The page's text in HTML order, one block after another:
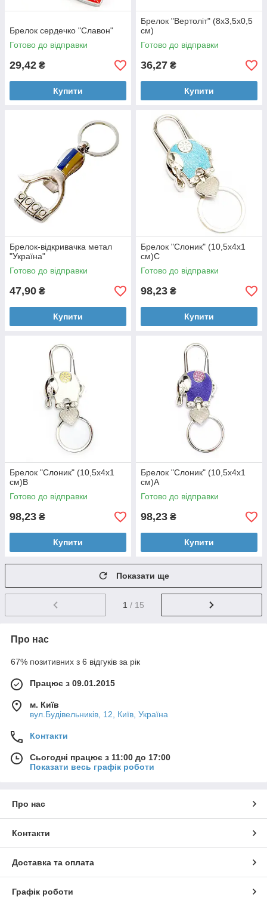
Брелок сердечко "Славон"
Готово до відправки
29,42 ₴
Купити
Брелок "Вертоліт" (8х3,5х0,5
см)
Готово до відправки
36,27 ₴
Купити
Брелок-відкривачка метал
"Україна"
Готово до відправки
47,90 ₴
Купити
Брелок "Слоник" (10,5х4х1
см)C
Готово до відправки
98,23 ₴
Купити
Брелок "Слоник" (10,5х4х1
см)B
Готово до відправки
98,23 ₴
Купити
Брелок "Слоник" (10,5х4х1
см)A
Готово до відправки
98,23 ₴
Купити
Показати ще
1 / 15
Про нас
67% позитивних з 6 відгуків за рік
Працює з 09.01.2015
м. Київ
вул.Будівельників, 12, Київ, Україна
Контакти
Сьогодні працює з 11:00 до 17:00
Показати весь графік роботи
Про нас
Контакти
Доставка та оплата
Графік роботи